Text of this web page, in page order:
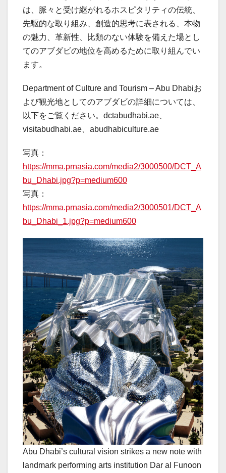
は、脈々と受け継がれるホスピタリティの伝統、
先駆的な取り組み、創造的思考に表される、本物
の魅力、革新性、比類のない体験を備えた場とし
てのアブダビの地位を高めるために取り組んでい
ます。
Department of Culture and Tourism – Abu Dhabiお
よび観光地としてのアブダビの詳細については、
以下をご覧ください。dctabudhabi.ae、
visitabudhabi.ae、abudhabiculture.ae
写真：
https://mma.prnasia.com/media2/3000500/DCT_A
bu_Dhabi.jpg?p=medium600
写真：
https://mma.prnasia.com/media2/3000501/DCT_A
bu_Dhabi_1.jpg?p=medium600
Abu Dhabi’s cultural vision strikes a new note with
landmark performing arts institution Dar al Funoon